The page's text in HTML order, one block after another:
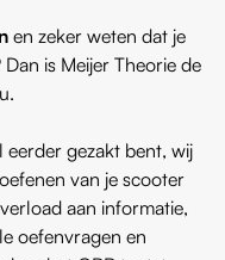
en zeker weten dat je
is Meijer Theorie de
gezakt bent, wij
van je scooter
aan informatie,
oefenvragen en